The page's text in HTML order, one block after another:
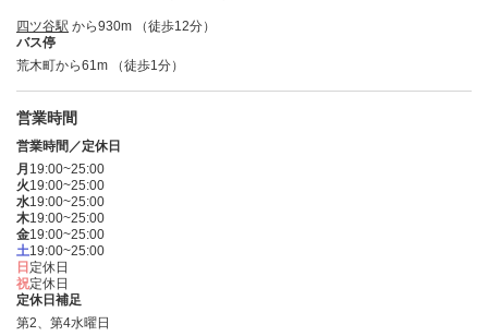
四ツ谷駅 から930m （徒歩12分）
バス停
荒木町から61m （徒歩1分）
営業時間
営業時間／定休日
月 19:00~25:00
火19:00~25:00
水19:00~25:00
木19:00~25:00
金19:00~25:00
土19:00~25:00
日 定休日
祝定休日
定休日補足
第2、第4水曜日